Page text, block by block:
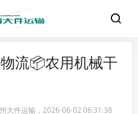
流📦农用机械干
大件运输 ， 2026-06-02 06:31:38